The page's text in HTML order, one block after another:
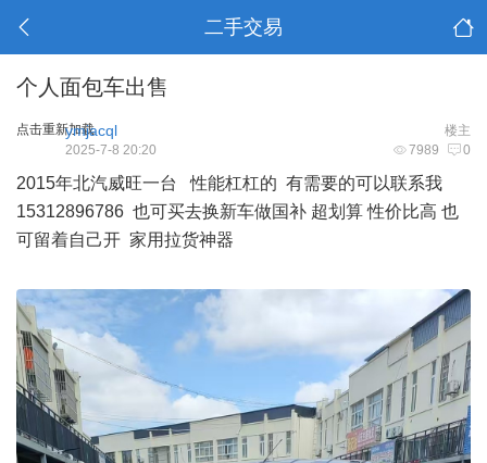
二手交易
个人面包车出售
点击重新加载 楼主
ymjacql
7989 0
2025-7-8 20:20
2015年北汽威旺一台 性能杠杠的 有需要的可以联系我
15312896786 也可买去换新车做国补 超划算 性价比高 也
可留着自己开 家用拉货神器